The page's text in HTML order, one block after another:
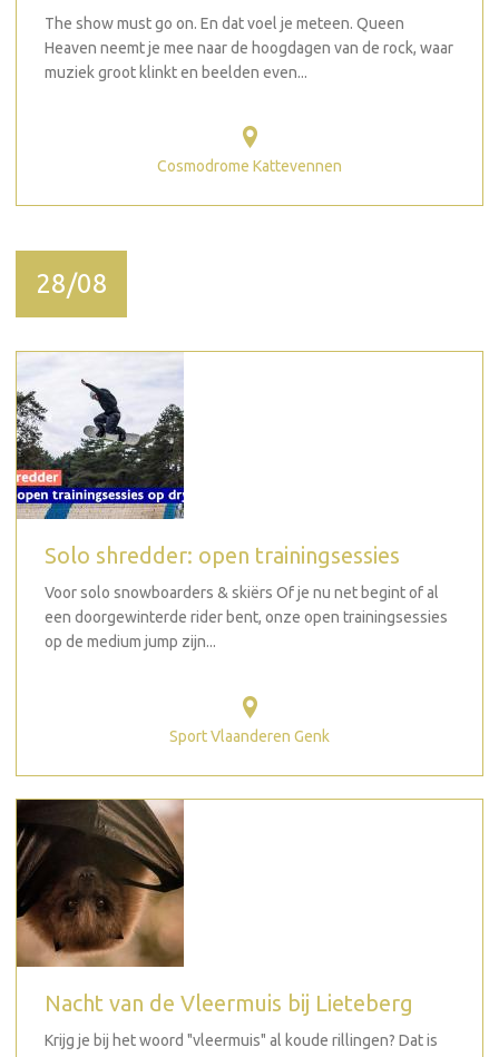
The show must go on. En dat voel je meteen. Queen
Heaven neemt je mee naar de hoogdagen van de rock, waar
muziek groot klinkt en beelden even...
Cosmodrome Kattevennen
28/08
Solo shredder: open trainingsessies
Voor solo snowboarders & skiërs Of je nu net begint of al
een doorgewinterde rider bent, onze open trainingsessies
op de medium jump zijn...
Sport Vlaanderen Genk
Nacht van de Vleermuis bij Lieteberg
Krijg je bij het woord "vleermuis" al koude rillingen? Dat is